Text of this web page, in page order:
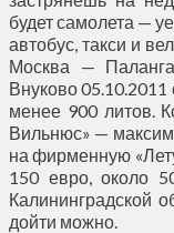
будет самолета —
автобус, такси и
Москва —
Внуково 05.10.2011
менее 900 литов.
Вильнюс» —
на фирменную
150 евро, около
Калининградской
дойти можно.